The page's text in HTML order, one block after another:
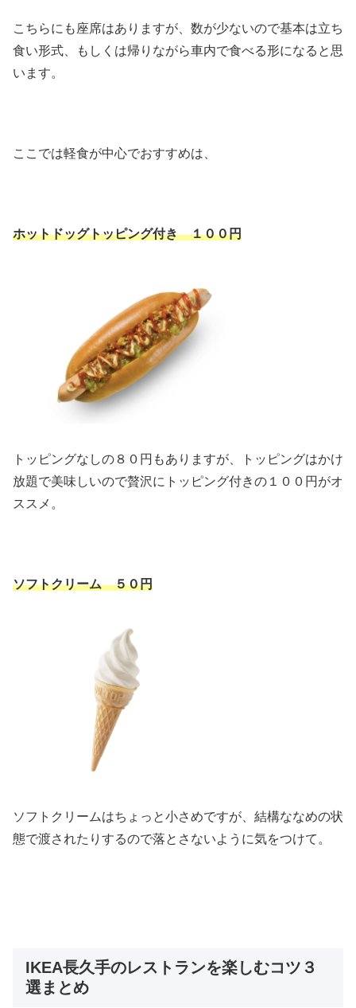
こちらにも座席はありますが、数が少ないので基本は立ち
食い形式、もしくは帰りながら車内で食べる形になると思
います。
ここでは軽食が中心でおすすめは、
ホットドッグトッピング付き １００円
トッピングなしの８０円もありますが、トッピングはかけ
放題で美味しいので贅沢にトッピング付きの１００円がオ
ススメ。
ソフトクリーム ５０円
ソフトクリームはちょっと小さめですが、結構ななめの状
態で渡されたりするので落とさないように気をつけて。
IKEA長久手のレストランを楽しむコツ３
選まとめ